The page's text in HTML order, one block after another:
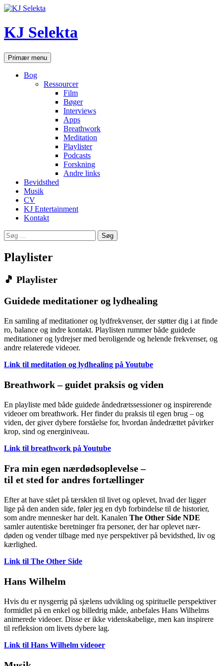
Hop
indhold
KJ Selekta
SøgPrimær menu
Bog
Ressourcer
Film
Bøger
Interviews
Apps
Breathwork
Meditation
Playlister
Podcasts
Forskning
Andre links
Bevidsthed
Musik
CV
KJ Entertainment
Kontakt
Søg
efter:
Playlister
🎵 Playlister
Guidede meditationer og lydhealing
En samling af meditationer og lydfrekvenser, der støtter dig i at finde
ro, balance og indre kontakt. Playlisten rummer både guidede
meditationer og lydrejser med beroligende og helende frekvenser, og
andre relaterede videoer.
Link til meditation og lydhealing på Youtube
Breathwork – guidet praksis og viden
En playliste med både guidede åndedrætssessioner og inspirerende
videoer om breathwork. Her finder du praksis til egen brug – og
viden, der giver dybere forståelse for, hvordan åndedrættet påvirker
krop, sind og energiniveau.
Link til breathwork på Youtube
Fra min egen nærdødsoplevelse –
til et sted for andres fortællinger
Efter at have stået på tærsklen til livet og oplevet, hvad der ligger
lige på den anden side, føler jeg en dyb forbindelse til de historier,
som andre mennesker har delt. Kanalen The Other Side NDE
samler autentiske beretninger fra personer, der har oplevet nær-
døden og vender tilbage med nye perspektiver på bevidsthed, liv og
kærlighed.
Link til The Other Side
Hans Wilhelm
Hvis du er nysgerrig på sjælens udvikling og spirituelle perspektiver
formidlet på en enkel og billedrig måde, anbefales Hans Wilhelms
animerede videoer. Disse er ikke videnskabelige, men kan inspirere
til refleksion om livets dybere lag.
Link til Hans Wilhelm videoer